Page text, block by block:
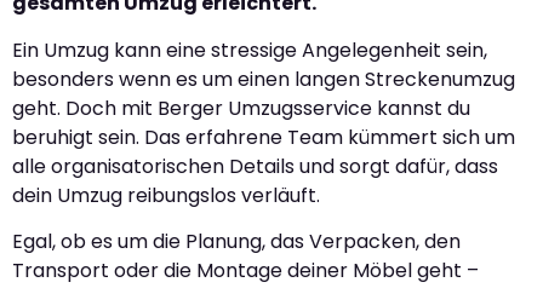
Ein Umzug kann eine stressige Angelegenheit sein,
besonders wenn es um einen langen Streckenumzug
geht. Doch mit Berger Umzugsservice kannst du
beruhigt sein. Das erfahrene Team kümmert sich um
alle organisatorischen Details und sorgt dafür, dass
dein Umzug reibungslos verläuft.
Egal, ob es um die Planung, das Verpacken, den
Transport oder die Montage deiner Möbel geht –